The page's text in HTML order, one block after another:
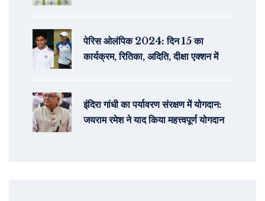
पेरिस ओलंपिक 2024: दिन 15 का
कार्यक्रम, रितिका, अदिति, दीक्षा एक्शन में
इंदिरा गांधी का पर्यावरण संरक्षण में योगदान:
जयराम रमेश ने याद किया महत्त्वपूर्ण योगदान